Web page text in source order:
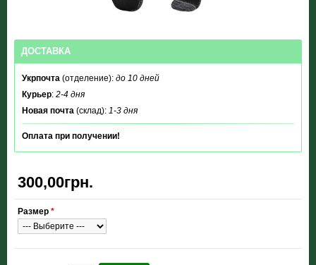
ДОСТАВКА
Укрпочта (отделение): до 10 дней
Курьер: 2-4 дня
Новая почта (склад): 1-3 дня
Оплата при получении!
300,00грн.
Размер *